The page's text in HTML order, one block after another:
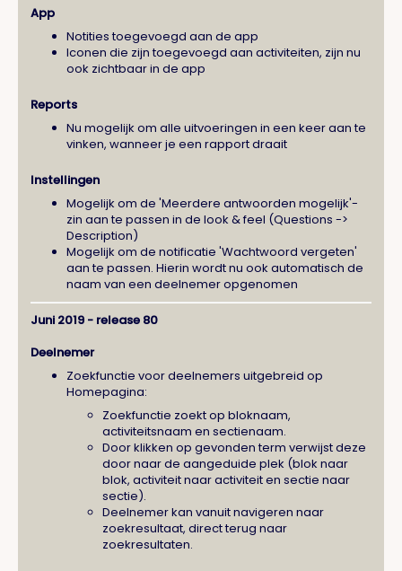
App
Notities toegevoegd aan de app
Iconen die zijn toegevoegd aan activiteiten, zijn nu
ook zichtbaar in de app
Reports
Nu mogelijk om alle uitvoeringen in een keer aan te
vinken, wanneer je een rapport draait
Instellingen
Mogelijk om de 'Meerdere antwoorden mogelijk'-
zin aan te passen in de look & feel (Questions ->
Description)
Mogelijk om de notificatie 'Wachtwoord vergeten'
aan te passen. Hierin wordt nu ook automatisch de
naam van een deelnemer opgenomen
Juni 2019 - release 80
Deelnemer
Zoekfunctie voor deelnemers uitgebreid op
Homepagina:
Zoekfunctie zoekt op bloknaam,
activiteitsnaam en sectienaam.
Door klikken op gevonden term verwijst deze
door naar de aangeduide plek (blok naar
blok, activiteit naar activiteit en sectie naar
sectie).
Deelnemer kan vanuit navigeren naar
zoekresultaat, direct terug naar
zoekresultaten.